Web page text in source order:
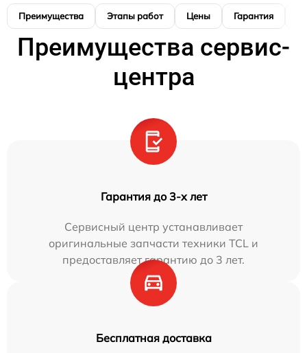
Преимущества Этапы работ Цены Гарантия
Преимущества сервис-
центра
Гарантия до 3-х лет
Сервисный центр устанавливает
оригинальные запчасти техники TCL и
предоставляет гарантию до 3 лет.
Бесплатная доставка